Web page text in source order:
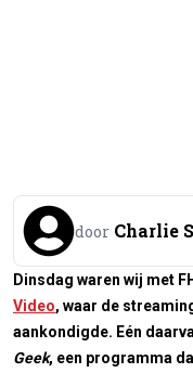
door Charlie
Dinsdag waren wij met
Video, waar de
aankondigde. Eén
Geek, een programma